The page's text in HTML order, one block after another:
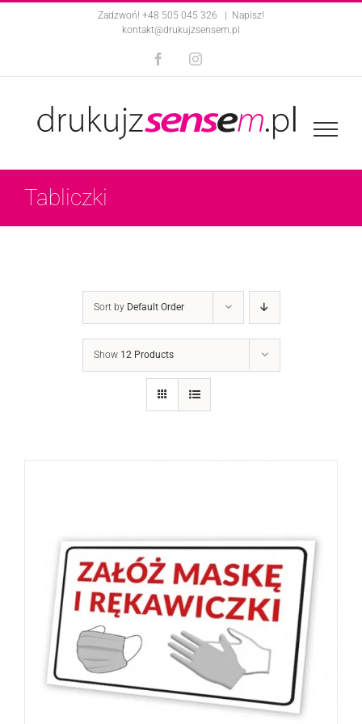
Zadzwoń! +48 505 045 326
Napisz!
kontakt@drukujzsensem.pl
FacebookInstagram
Tabliczki
Sort by Default Order
Show 12 Products